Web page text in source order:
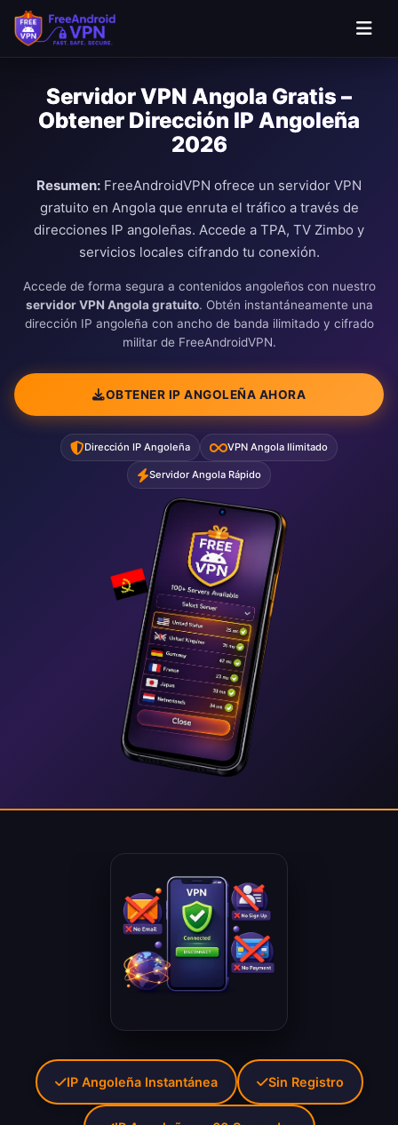
Servidor VPN Angola Gratis –
Obtener Dirección IP Angoleña
2026
Resumen: FreeAndroidVPN ofrece un servidor VPN
gratuito en Angola que enruta el tráfico a través de
direcciones IP angoleñas. Accede a TPA, TV Zimbo y
servicios locales cifrando tu conexión.
Accede de forma segura a contenidos angoleños con nuestro
servidor VPN Angola gratuito. Obtén instantáneamente una
dirección IP angoleña con ancho de banda ilimitado y cifrado
militar de FreeAndroidVPN.
OBTENER IP ANGOLEÑA AHORA
Dirección IP Angoleña VPN Angola Ilimitado
Servidor Angola Rápido
IP Angoleña Instantánea Sin Registro